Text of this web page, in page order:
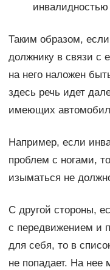
Таким образом,
должнику в связи с
на него наложен
здесь речь идет
имеющих
Например, если
проблем с ногами,
изыматься не
С другой стороны,
с передвижением и
для себя, то в
не попадает. На нее